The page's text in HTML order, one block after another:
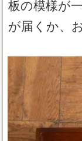
板の模様が
が届くか、